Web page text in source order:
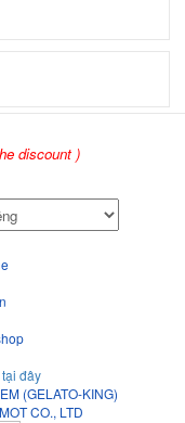
discount )
đây
(GELATO-KING)
CO., LTD